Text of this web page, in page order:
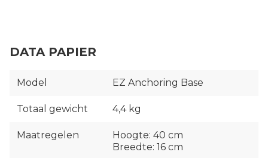
DATA PAPIER
Model EZ Anchoring Base
Totaal gewicht 4,4 kg
Maatregelen
Hoogte: 40 cm
Breedte: 16 cm